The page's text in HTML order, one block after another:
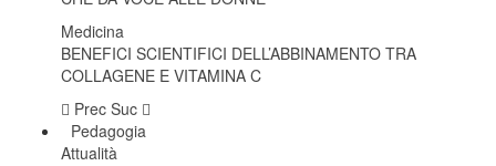
Medicina
BENEFICI SCIENTIFICI DELL’ABBINAMENTO TRA
COLLAGENE E VITAMINA C
Prec Suc
Pedagogia
Attualità